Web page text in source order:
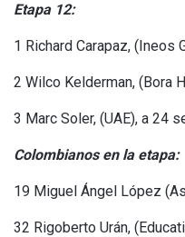
Etapa 12:
1 Richard Carapaz, (Ineos
2 Wilco Kelderman, (Bora
3 Marc Soler, (UAE), a 24
Colombianos en la etapa:
19 Miguel Ángel López
32 Rigoberto Urán,